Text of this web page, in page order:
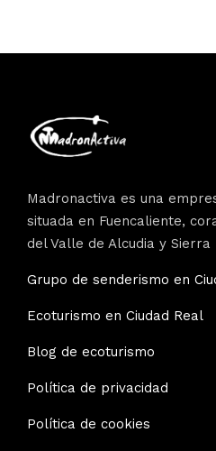
Madronactiva es una
situada en Fuencaliente,
del Valle de Alcudia y Sierra
Grupo de senderismo en
Ecoturismo en Ciudad Real
Blog de ecoturismo
Política de privacidad
Política de cookies